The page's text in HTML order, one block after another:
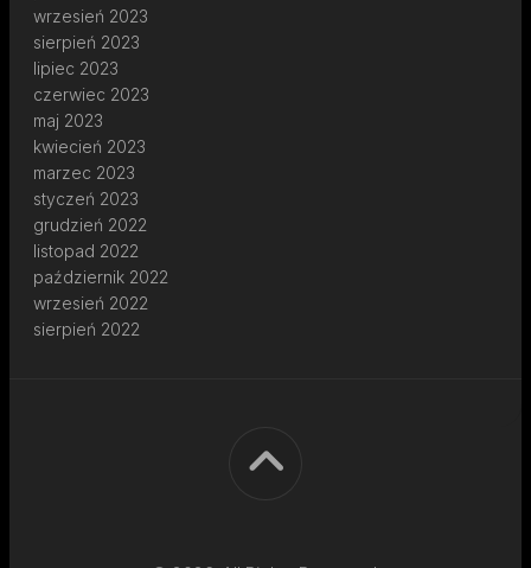
wrzesień 2023
sierpień 2023
lipiec 2023
czerwiec 2023
maj 2023
kwiecień 2023
marzec 2023
styczeń 2023
grudzień 2022
listopad 2022
październik 2022
wrzesień 2022
sierpień 2022